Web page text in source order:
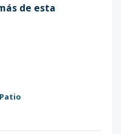
de esta
Patio